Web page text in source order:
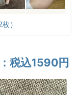
）
税込1590円